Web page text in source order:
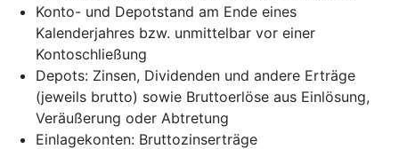
Konto- und Depotstand am Ende eines
Kalenderjahres bzw. unmittelbar vor einer
Kontoschließung
Depots: Zinsen, Dividenden und andere Erträge
(jeweils brutto) sowie Bruttoerlöse aus Einlösung,
Veräußerung oder Abtretung
Einlagekonten: Bruttozinserträge